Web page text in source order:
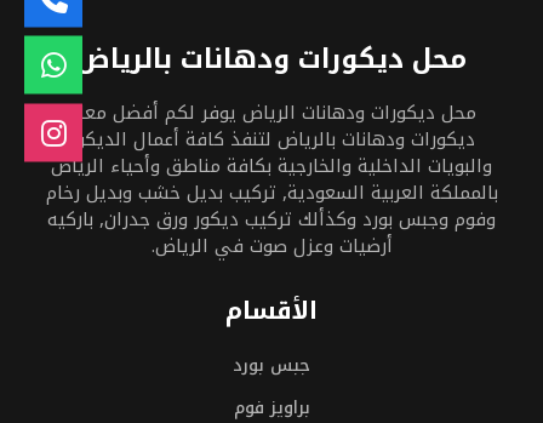
محل ديكورات ودهانات بالرياض
محل ديكورات ودهانات الرياض يوفر لكم أفضل معلم
ديكورات ودهانات بالرياض لتنفذ كافة أعمال الديكور
والبويات الداخلية والخارجية بكافة مناطق وأحياء الرياض
بالمملكة العربية السعودية, تركيب بديل خشب وبديل رخام
وفوم وجبس بورد وكذألك تركيب ديكور ورق جدران, باركيه
أرضيات وعزل صوت في الرياض.
الأقسام
جبس بورد
براويز فوم